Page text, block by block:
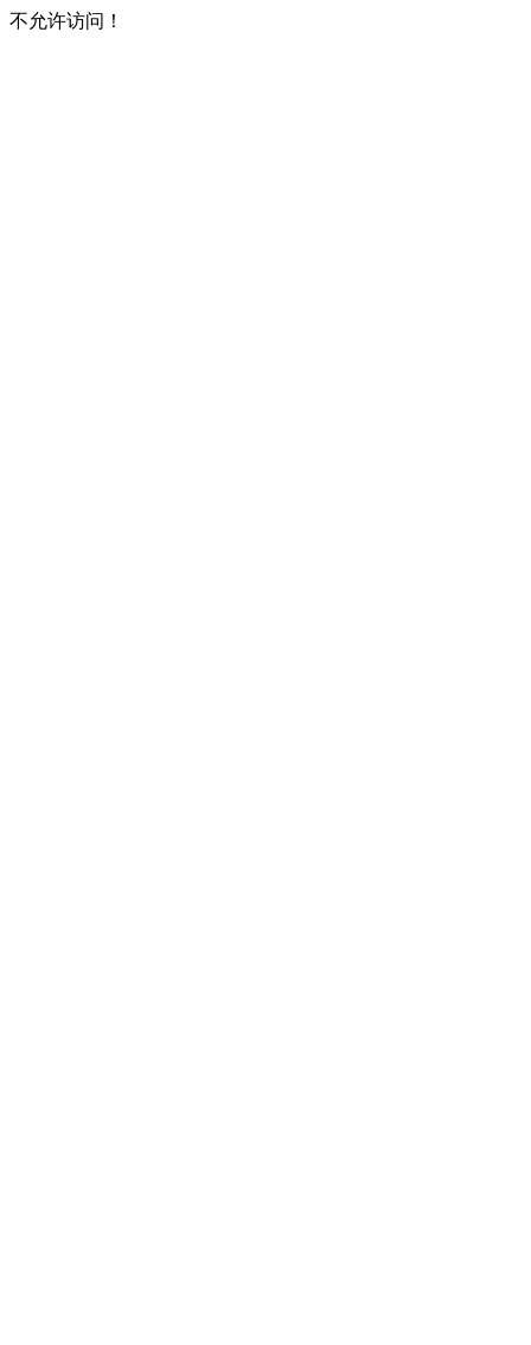
不允许访问！